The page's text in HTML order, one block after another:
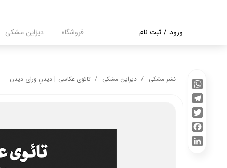
ورود / ثبت نام
فروشگاه دیزاین مشکی
نشر مشکی دیزاین مشکی تائوی عکاسی | دیدنِ ورای دیدن
WhatsApp
Telegram
Twitter
Facebook